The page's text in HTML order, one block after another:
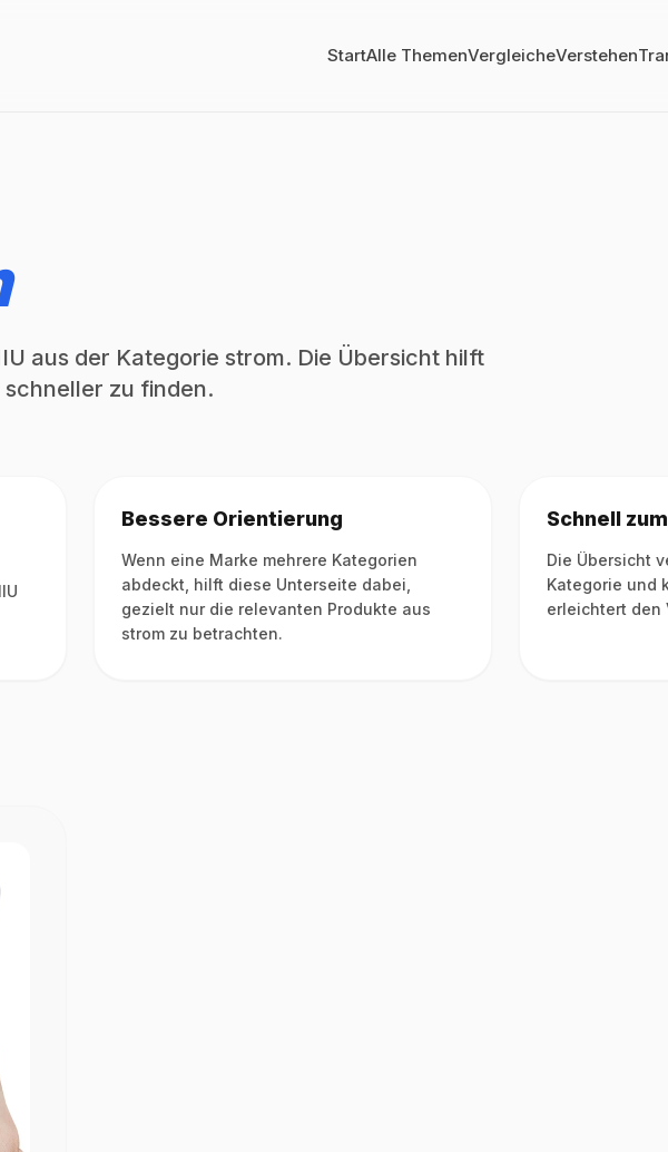
StartAlle ThemenVergleicheVerstehen
aus der Kategorie strom. Die Übersicht hilft
zu finden.
Bessere Orientierung
Wenn eine Marke mehrere Kategorien
abdeckt, hilft diese Unterseite dabei,
gezielt nur die relevanten Produkte aus
strom zu betrachten.
Schnell
Die Übersicht
Kategorie und
erleichtert den